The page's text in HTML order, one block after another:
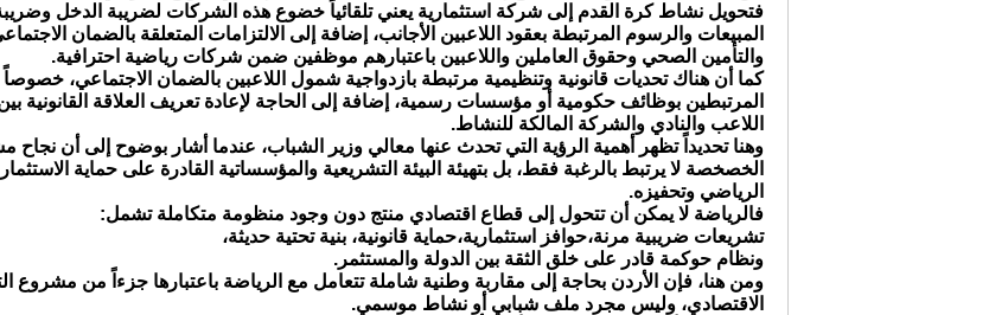
فتحويل نشاط كرة القدم إلى شركة استثمارية يعني تلقائياً خضوع هذه الشركات لضريبة الدخل
المبيعات والرسوم المرتبطة بعقود اللاعبين الأجانب، إضافة إلى الالتزامات المتعلقة بالضمان
والتأمين الصحي وحقوق العاملين واللاعبين باعتبارهم موظفين ضمن شركات رياضية احترافية.
كما أن هناك تحديات قانونية وتنظيمية مرتبطة بازدواجية شمول اللاعبين بالضمان الاجتماعي، خصوصاً
المرتبطين بوظائف حكومية أو مؤسسات رسمية، إضافة إلى الحاجة لإعادة تعريف العلاقة القانونية
اللاعب والنادي والشركة المالكة للنشاط.
وهنا تحديداً تظهر أهمية الرؤية التي تحدث عنها معالي وزير الشباب، عندما أشار بوضوح إلى أن نجاح
الخصخصة لا يرتبط بالرغبة فقط، بل بتهيئة البيئة التشريعية والمؤسساتية القادرة على حماية الاستثمار
الرياضي وتحفيزه.
فالرياضة لا يمكن أن تتحول إلى قطاع اقتصادي منتج دون وجود منظومة متكاملة تشمل:
تشريعات ضريبية مرنة،حوافز استثمارية،حماية قانونية، بنية تحتية حديثة،
ونظام حوكمة قادر على خلق الثقة بين الدولة والمستثمر.
ومن هنا، فإن الأردن بحاجة إلى مقاربة وطنية شاملة تتعامل مع الرياضة باعتبارها جزءاً من مشروع
الاقتصادي، وليس مجرد ملف شبابي أو نشاط موسمي.